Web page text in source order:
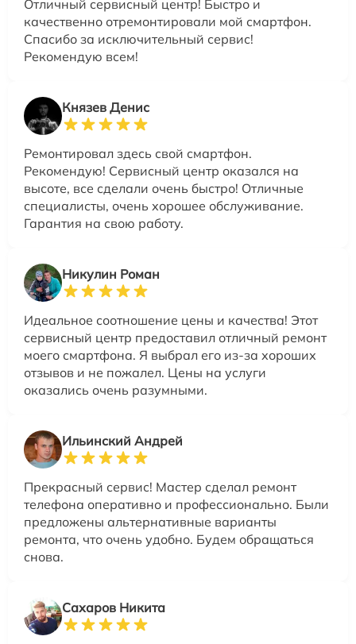
Отличный сервисный центр! Быстро и
качественно отремонтировали мой смартфон.
Спасибо за исключительный сервис!
Рекомендую всем!
Князев Денис
Ремонтировал здесь свой смартфон.
Рекомендую! Сервисный центр оказался на
высоте, все сделали очень быстро! Отличные
специалисты, очень хорошее обслуживание.
Гарантия на свою работу.
Никулин Роман
Идеальное соотношение цены и качества! Этот
сервисный центр предоставил отличный ремонт
моего смартфона. Я выбрал его из-за хороших
отзывов и не пожалел. Цены на услуги
оказались очень разумными.
Ильинский Андрей
Прекрасный сервис! Мастер сделал ремонт
телефона оперативно и профессионально. Были
предложены альтернативные варианты
ремонта, что очень удобно. Будем обращаться
снова.
Сахаров Никита